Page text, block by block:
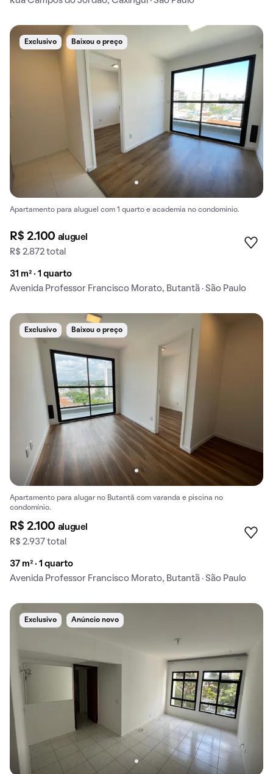
Exclusivo Baixou o preço
Apartamento para aluguel com 1 quarto e academia no condomínio.
R$ 2.100 aluguel
R$ 2.872 total
31 m² · 1 quarto
Avenida Professor Francisco Morato, Butantã · São Paulo
Exclusivo Baixou o preço
Apartamento para alugar no Butantã com varanda e piscina no
condomínio.
R$ 2.100 aluguel
R$ 2.937 total
37 m² · 1 quarto
Avenida Professor Francisco Morato, Butantã · São Paulo
Exclusivo Anúncio novo